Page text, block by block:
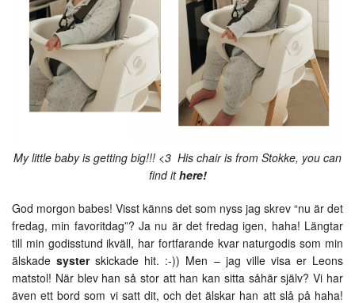
My little baby is getting big!!! <3 His chair is from Stokke, you can
find ithere!
God morgon babes! Visst känns det som nyss jag skrev “nu är det
fredag, min favoritdag”? Ja nu är det fredag igen, haha! Längtar
till min godisstund ikväll, har fortfarande kvar naturgodis som min
älskadesysterskickade hit. :-)) Men – jag ville visa er Leons
matstol! När blev han så stor att han kan sitta såhär själv? Vi har
även ett bord som vi satt dit, och det älskar han att slå på haha!